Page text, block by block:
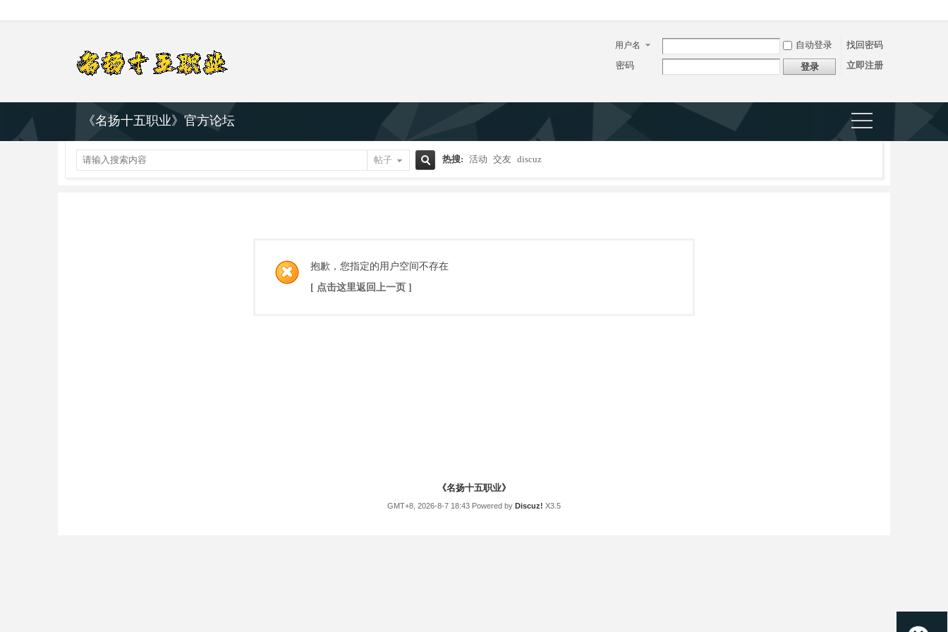
用户名 自动登录
找回密码
密码
登录 立即注册
捷导
《名扬十五职业》官方论坛
帖子 热搜: 活动 交友 discuz
抱歉，您指定的用户空间不存在
[ 点击这里返回上一页 ]
《名扬十五职业》
GMT+8, 2026-8-7 18:43 Powered by Discuz! X3.5